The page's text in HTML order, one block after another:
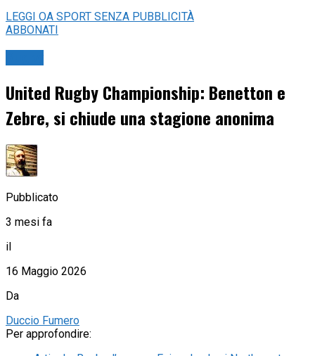
LEGGI OA SPORT SENZA PUBBLICITÀ
ABBONATI
United Rugby Championship: Benetton e
Zebre, si chiude una stagione anonima
Pubblicato
3 mesi fa
il
16 Maggio 2026
Da
Duccio Fumero
Per approfondire: